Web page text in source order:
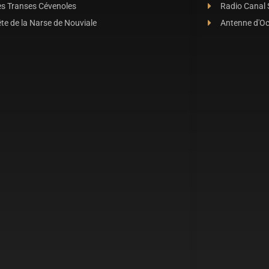
Transes Cévenoles
de la Narse de Nouviale
Radio Canal
Antenne d'Oc